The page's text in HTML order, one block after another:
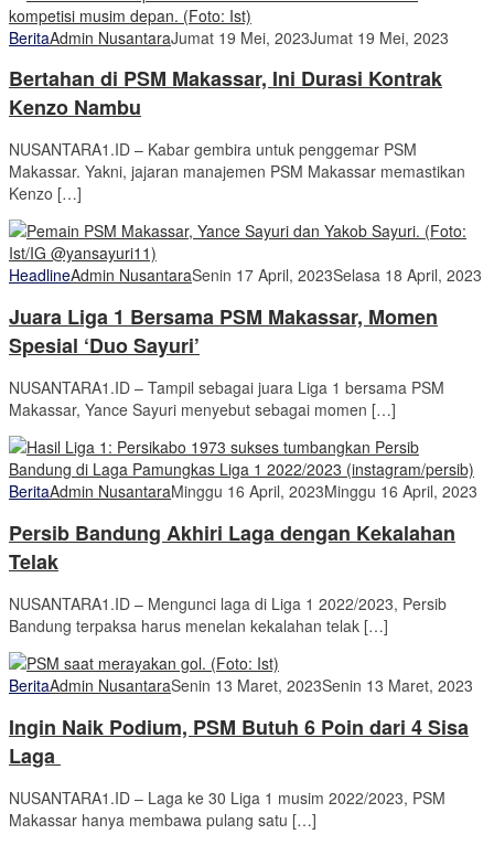
BeritaAdmin NusantaraJumat 19 Mei, 2023Jumat 19 Mei, 2023
Bertahan di PSM Makassar, Ini Durasi Kontrak
Kenzo Nambu
NUSANTARA1.ID – Kabar gembira untuk penggemar PSM
Makassar. Yakni, jajaran manajemen PSM Makassar memastikan
Kenzo […]
HeadlineAdmin NusantaraSenin 17 April, 2023Selasa 18 April, 2023
Juara Liga 1 Bersama PSM Makassar, Momen
Spesial ‘Duo Sayuri’
NUSANTARA1.ID – Tampil sebagai juara Liga 1 bersama PSM
Makassar, Yance Sayuri menyebut sebagai momen […]
BeritaAdmin NusantaraMinggu 16 April, 2023Minggu 16 April, 2023
Persib Bandung Akhiri Laga dengan Kekalahan
Telak
NUSANTARA1.ID – Mengunci laga di Liga 1 2022/2023, Persib
Bandung terpaksa harus menelan kekalahan telak […]
BeritaAdmin NusantaraSenin 13 Maret, 2023Senin 13 Maret, 2023
Ingin Naik Podium, PSM Butuh 6 Poin dari 4 Sisa
Laga
NUSANTARA1.ID – Laga ke 30 Liga 1 musim 2022/2023, PSM
Makassar hanya membawa pulang satu […]